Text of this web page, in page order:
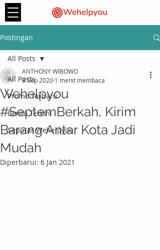
Postingan
All Posts
Promo Terbaru
Berita Terkini
Seputar Wehelpyou
All Posts
Wehelpyou
#SeptemBerkah, Kirim
Barang Antar Kota Jadi
Mudah
ANTHONY WIBOWO
8 Sep 2020 1 menit membaca
Diperbarui: 6 Jan 2021